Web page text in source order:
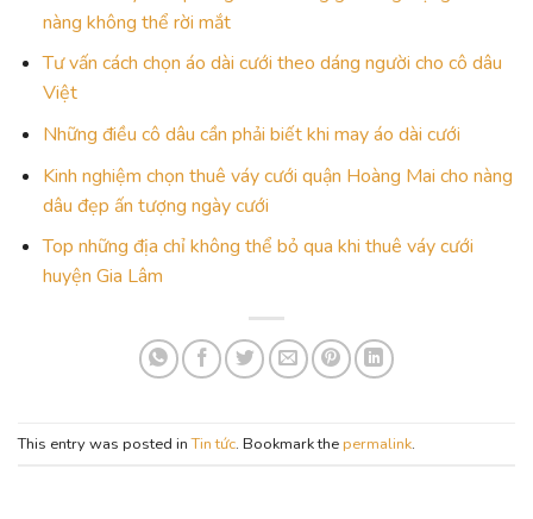
nàng không thể rời mắt
Tư vấn cách chọn áo dài cưới theo dáng người cho cô dâu
Việt
Những điều cô dâu cần phải biết khi may áo dài cưới
Kinh nghiệm chọn thuê váy cưới quận Hoàng Mai cho nàng
dâu đẹp ấn tượng ngày cưới
Top những địa chỉ không thể bỏ qua khi thuê váy cưới
huyện Gia Lâm
This entry was posted inTin tức. Bookmark the permalink.